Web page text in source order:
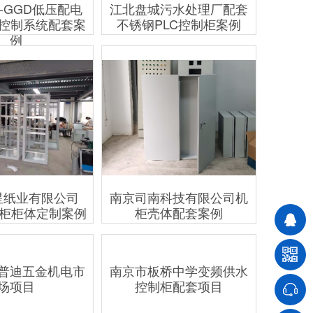
低压配电
制系统配套案
例
江北盘城污水处理厂配套
不锈钢PLC控制柜案例
业有限公司
柜体定制案例
南京司南科技有限公司机
柜壳体配套案例
南京市板桥中学变频供水
控制柜配套项目